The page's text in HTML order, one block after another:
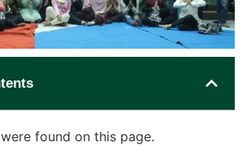
found on this page.